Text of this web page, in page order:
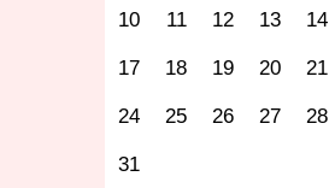
10 11 12 13 14
17 18 19 20 21
24 25 26 27 28
31